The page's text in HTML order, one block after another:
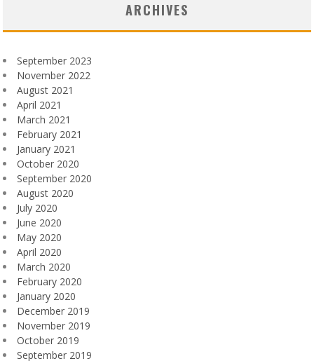
ARCHIVES
September 2023
November 2022
August 2021
April 2021
March 2021
February 2021
January 2021
October 2020
September 2020
August 2020
July 2020
June 2020
May 2020
April 2020
March 2020
February 2020
January 2020
December 2019
November 2019
October 2019
September 2019